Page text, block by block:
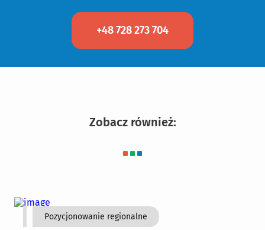
+48 728 273 704
Zobacz również:
Pozycjonowanie regionalne